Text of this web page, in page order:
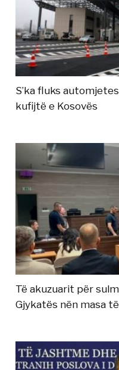
S’ka fluks
kufijtë e Kosovës
Të akuzuarit për
Gjykatës nën masa